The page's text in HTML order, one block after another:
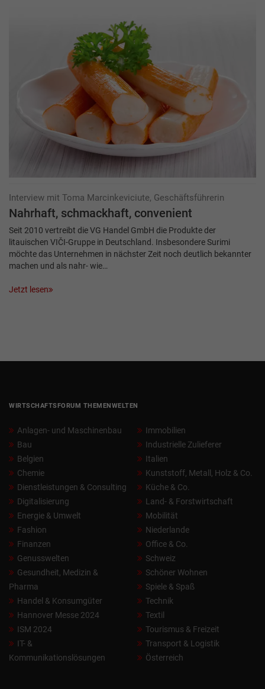
Interview mit Toma Marcinkeviciute, Geschäftsführerin
Nahrhaft, schmackhaft, convenient
Seit 2010 vertreibt die VG Handel GmbH die Produkte der
litauischen VIČI-Gruppe in Deutschland. Insbesondere Surimi
möchte das Unternehmen in nächster Zeit noch deutlich bekannter
machen und als nahr- wie…
Jetzt lesen
WIRTSCHAFTSFORUM THEMENWELTEN
Anlagen- und Maschinenbau
Bau
Belgien
Chemie
Dienstleistungen & Consulting
Digitalisierung
Energie & Umwelt
Fashion
Finanzen
Genusswelten
Gesundheit, Medizin &
Pharma
Handel & Konsumgüter
Hannover Messe 2024
ISM 2024
IT- &
Kommunikationslösungen
Immobilien
Industrielle Zulieferer
Italien
Kunststoff, Metall, Holz & Co.
Küche & Co.
Land- & Forstwirtschaft
Mobilität
Niederlande
Office & Co.
Schweiz
Schöner Wohnen
Spiele & Spaß
Technik
Textil
Tourismus & Freizeit
Transport & Logistik
Österreich